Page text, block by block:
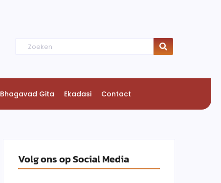
Bhagavad Gita Ekadasi Contact
Volg ons op Social Media